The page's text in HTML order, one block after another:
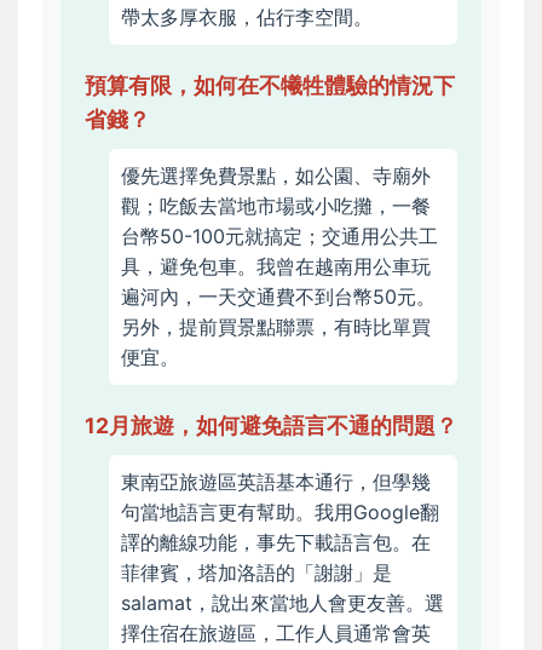
帶太多厚衣服，佔行李空間。
預算有限，如何在不犧牲體驗的情況下
省錢？
優先選擇免費景點，如公園、寺廟外
觀；吃飯去當地市場或小吃攤，一餐
台幣50-100元就搞定；交通用公共工
具，避免包車。我曾在越南用公車玩
遍河內，一天交通費不到台幣50元。
另外，提前買景點聯票，有時比單買
便宜。
12月旅遊，如何避免語言不通的問題？
東南亞旅遊區英語基本通行，但學幾
句當地語言更有幫助。我用Google翻
譯的離線功能，事先下載語言包。在
菲律賓，塔加洛語的「謝謝」是
salamat，說出來當地人會更友善。選
擇住宿在旅遊區，工作人員通常會英